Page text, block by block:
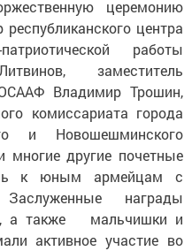
церемонию
центра
работы
заместитель
Владимир Трошин,
комиссариата города
и Новошешминского
многие другие почетные
к юным армейцам с
награды
а также мальчишки и
активное участие во